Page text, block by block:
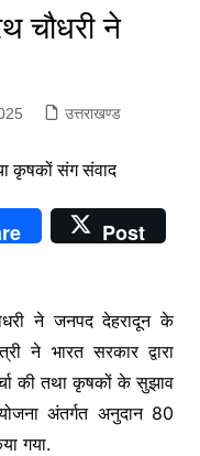
चौधरी ने
उत्तराखण्ड
Post
ने जनपद देहरादून के
ने भारत सरकार द्वारा
की तथा कृषकों के सुझाव
अंतर्गत अनुदान 80
गया.